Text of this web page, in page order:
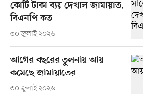
কোটি টাকা ব্যয় দেখাল জামায়াত,
বিএনপি কত
৩০ জুলাই ২০২৬
আগের বছরের তুলনায় আয়
কমেছে জামায়াতের
৩০ জুলাই ২০২৬